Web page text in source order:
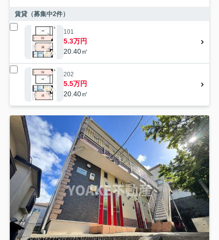
賃貸（募集中2件）
101
5.3万円
20.40㎡
202
5.5万円
20.40㎡